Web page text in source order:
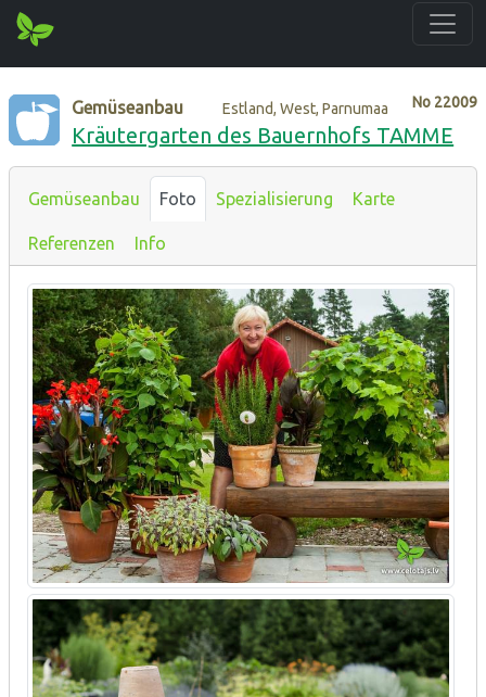
No 22009
Gemüseanbau Estland, West, Parnumaa
Kräutergarten des Bauernhofs TAMME
Gemüseanbau Foto Spezialisierung Karte
Referenzen Info